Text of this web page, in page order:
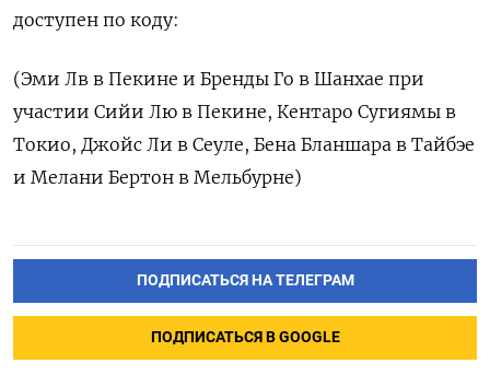
доступен по коду:
(Эми Лв в Пекине и Бренды Го в Шанхае при
участии Сийи Лю в Пекине, Кентаро Сугиямы в
Токио, Джойс Ли в Сеуле, Бена Бланшара в Тайбэе
и Мелани Бертон в Мельбурне)
ПОДПИСАТЬСЯ НА ТЕЛЕГРАМ
ПОДПИСАТЬСЯ В GOOGLE